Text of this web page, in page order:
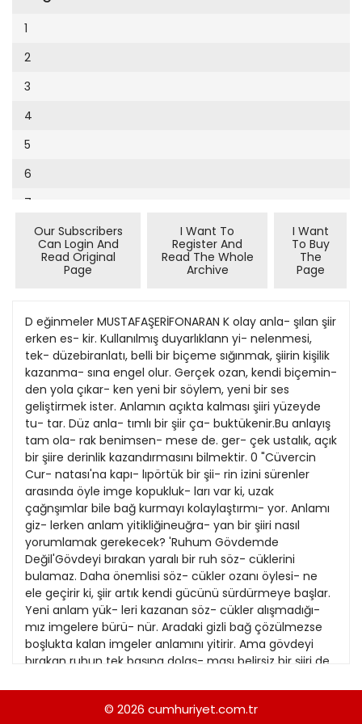
Cumhuriyet Sağlıklı Beslenme
Cumhuriyet Sokak
Cumhuriyet Spor
Cumhuriyet Strateji
Cumhuriyet Tarım
Cumhuriyet Yılbaşı
Çerçeve Eki
Dergi Eki
Ekonomi Eki
Evleniyoruz
Güney Dogu
Kitap Eki
Özel Ekler
Özel Okullar
Sevgililer Günü
Siyaset Eki
Sürdürülebilir yaşam
Turizm Eki
Yerel Yönetimler
1994
1991
1990
1989
1988
1987
1986
1985
1984
1983
1982
1981
1980
9
10
11
12
13
14
15
16
19
20
21
22
23
24
25
26
27
28
29
30
31
1
2
3
4
5
6
7
11
12
13
14
15
16
17
18
19
20
21
22
23
Our Subscribers
Can Login And
Read Original
Page
I Want To
Register And
Read The Whole
Archive
I Want
To Buy
The
Page
D eğinmeler MUSTAFAŞERİFONARAN K olay anla- şılan şiir
erken es- kir. Kullanılmış duyarlıklann yi- nelenmesi,
tek- düzebiranlatı, belli bir biçeme sığınmak, şiirin kişilik
kazanma- sına engel olur. Gerçek ozan, kendi biçemin-
den yola çıkar- ken yeni bir söylem, yeni bir ses
geliştirmek ister. Anlamın açıkta kalması şiiri yüzeyde
tu- tar. Düz anla- tımlı bir şiir ça- buktükenir.Bu anlayış
tam ola- rak benimsen- mese de. ger- çek ustalık, açık
bir şiire derinlik kazandırmasını bilmektir. 0 "Cüvercin
Cur- natası'na kapı- lıpörtük bir şii- rin izini sürenler
arasında öyle imge kopukluk- ları var ki, uzak
çağnşımlar bile bağ kurmayı kolaylaştırmı- yor. Anlamı
giz- lerken anlam yitikliğineuğra- yan bir şiiri nasıl
yorumlamak gerekecek? 'Ruhum Gövdemde
Değil'Gövdeyi bırakan yaralı bir ruh söz- cüklerini
bulamaz. Daha önemlisi söz- cükler ozanı öylesi- ne
ele geçirir ki, şiir artık kendi gücünü sürdürmeye başlar.
Yeni anlam yük- leri kazanan söz- cükler alışmadığı-
mız imgelere bürü- nür. Aradaki gizli bağ çözülmezse
boşlukta kalan imgeler anlamını yitirir. Ama gövdeyi
bırakan ruhun tek başına dolaş- ması belirsiz bir şiiri de
derinliklerini bilmeden şiirin dokusunu tanıyabilir miyiz?
ŞİİRİYLE BÜTÜNLEŞEN BİR OZAN Yaralı bir toplumdan
© 2026 cumhuriyet.com.tr